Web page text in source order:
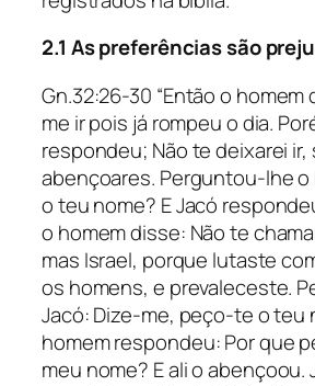
2.1 As preferências são
Gn.32:26-30 “Então o homem
me ir pois já rompeu o dia.
respondeu; Não te deixarei ir,
abençoares. Perguntou-lhe o
o teu nome? E Jacó
o homem disse: Não te
mas Israel, porque lutaste
os homens, e prevaleceste.
Jacó: Dize-me, peço-te o teu
homem respondeu: Por que
meu nome? E ali o abençoou.